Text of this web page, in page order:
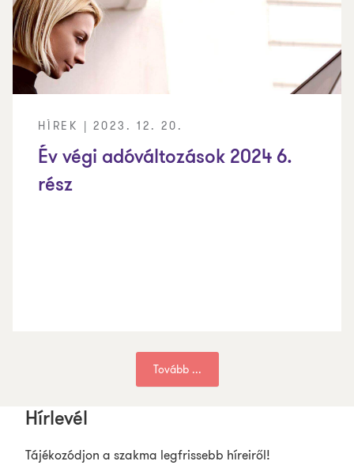
HÍREK | 2023. 12. 20.
Év végi adóváltozások 2024 6.
rész
Tovább ...
Hírlevél
Tájékozódjon a szakma legfrissebb híreiről!